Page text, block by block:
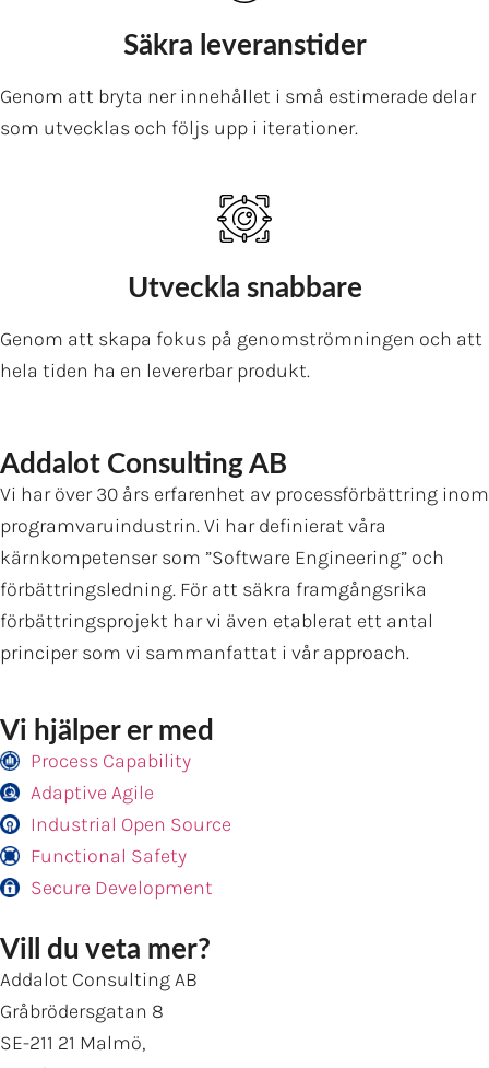
Säkra leveranstider
Genom att bryta ner innehållet i små estimerade delar
som utvecklas och följs upp i iterationer.
Utveckla snabbare
Genom att skapa fokus på genomströmningen och att
hela tiden ha en levererbar produkt.
Addalot Consulting AB
Vi har över 30 års erfarenhet av processförbättring inom
programvaruindustrin. Vi har definierat våra
kärnkompetenser som ”Software Engineering” och
förbättringsledning. För att säkra framgångsrika
förbättringsprojekt har vi även etablerat ett antal
principer som vi sammanfattat i vår approach.
Vi hjälper er med
Process Capability
Adaptive Agile
Industrial Open Source
Functional Safety
Secure Development
Vill du veta mer?
Addalot Consulting AB
Gråbrödersgatan 8
SE-211 21 Malmö,